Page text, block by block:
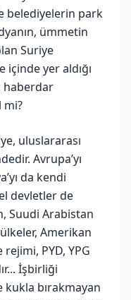
belediyelerin park
ümmetin
Suriye
içinde yer aldığı
haberdar
mi?
uluslararası
Avrupa’yı
da kendi
devletler de
Suudi Arabistan
Amerikan
rejimi, PYD, YPG
İşbirliği
kukla bırakmayan